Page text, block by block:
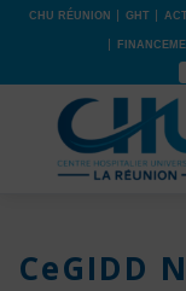
CHU RÉUNION GHT
CeGIDD